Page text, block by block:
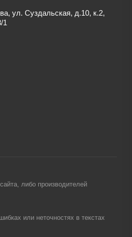
ул. Суздальская, д.10, к.2,
1
либо производителей
или неточностях в текстах